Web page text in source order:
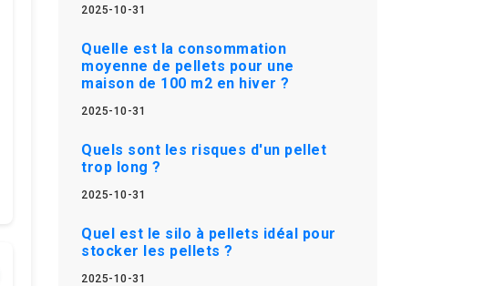
2025-10-31
Quelle est la consommation
moyenne de pellets pour une
maison de 100 m2 en hiver ?
2025-10-31
Quels sont les risques d'un pellet
trop long ?
2025-10-31
Quel est le silo à pellets idéal pour
stocker les pellets ?
2025-10-31